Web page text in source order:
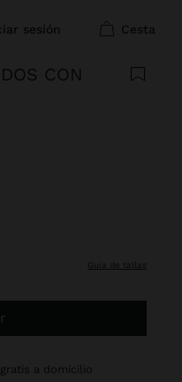
sesión cesta
CON
guía de tallas
a domicilio